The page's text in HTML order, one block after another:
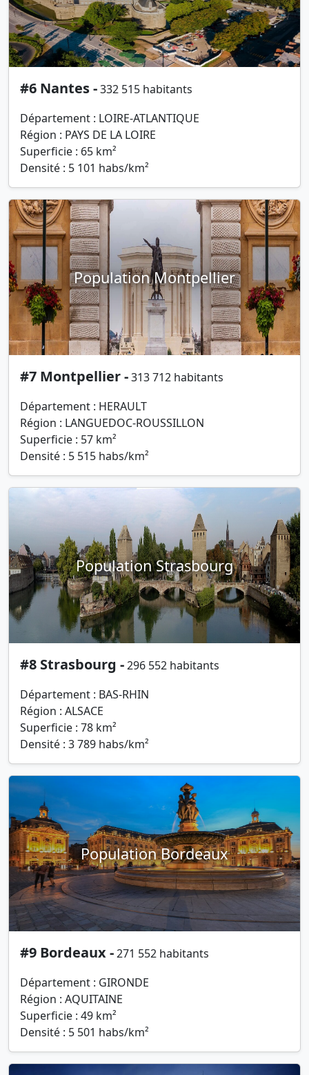
#6 Nantes -332 515 habitants
Département : LOIRE-ATLANTIQUE
Région : PAYS DE LA LOIRE
Superficie : 65 km²
Densité : 5 101 habs/km²
Population Montpellier
#7 Montpellier -313 712 habitants
Département : HERAULT
Région : LANGUEDOC-ROUSSILLON
Superficie : 57 km²
Densité : 5 515 habs/km²
Population Strasbourg
#8 Strasbourg -296 552 habitants
Département : BAS-RHIN
Région : ALSACE
Superficie : 78 km²
Densité : 3 789 habs/km²
Population Bordeaux
#9 Bordeaux -271 552 habitants
Département : GIRONDE
Région : AQUITAINE
Superficie : 49 km²
Densité : 5 501 habs/km²